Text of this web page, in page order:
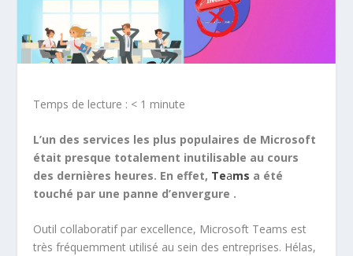
Temps de lecture : < 1 minute
L’un des services les plus populaires de Microsoft
était presque totalement inutilisable au cours
des dernières heures. En effet, Teams a été
touché par une panne d’envergure .
Outil collaboratif par excellence, Microsoft Teams est
très fréquemment utilisé au sein des entreprises. Hélas,